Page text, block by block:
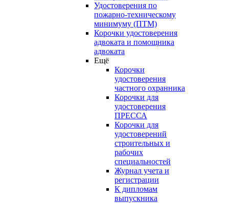
Удостоверения по
пожарно-техническому
минимуму (ПТМ)
Корочки удостоверения
адвоката и помощника
адвоката
Ещё
Корочки
удостоверения
частного охранника
Корочки для
удостоверения
ПРЕССА
Корочки для
удостоверений
строительных и
рабочих
специальностей
Журнал учета и
регистрации
К дипломам
выпускника